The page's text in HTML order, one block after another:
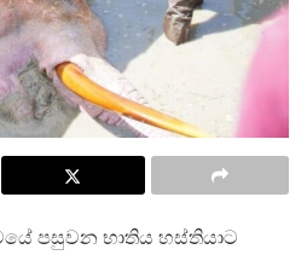
පසුවන භාතිය හස්තියාට